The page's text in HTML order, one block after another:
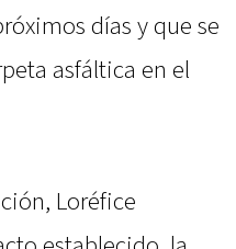
días y que se
asfáltica en el
Loréfice